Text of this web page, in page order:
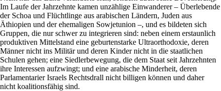
Im Laufe der Jahrzehnte kamen unzählige Einwanderer – Überlebende
der Schoa und Flüchtlinge aus arabischen Ländern, Juden aus
Äthiopien und der ehemaligen Sowjetunion –, und es bildeten sich
Gruppen, die nur schwer zu integrieren sind: neben einem erstaunlich
produktiven Mittelstand eine geburtenstarke Ultraorthodoxie, deren
Männer nicht ins Militär und deren Kinder nicht in die staatlichen
Schulen gehen; eine Siedlerbewegung, die dem Staat seit Jahrzehnten
ihre Interessen aufzwingt; und eine arabische Minderheit, deren
Parlamentarier Israels Rechtsdrall nicht billigen können und daher
nicht koalitionsfähig sind.